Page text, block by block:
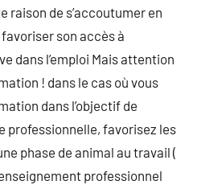
raison de s’accoutumer en
son accès à
dans l’emploi Mais attention
! dans le cas où vous
dans l’objectif de
professionnelle, favorisez les
phase de animal au travail (
professionnel